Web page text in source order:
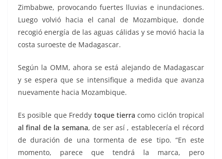
Zimbabwe, provocando fuertes lluvias e inundaciones.
Luego volvió hacia el canal de Mozambique, donde
recogió energía de las aguas cálidas y se movió hacia la
costa suroeste de Madagascar.
Según la OMM, ahora se está alejando de Madagascar
y se espera que se intensifique a medida que avanza
nuevamente hacia Mozambique.
Es posible que Freddy toque tierra como ciclón tropical
al final de la semana, de ser así , establecería el récord
de duración de una tormenta de ese tipo. “En este
momento, parece que tendrá la marca, pero